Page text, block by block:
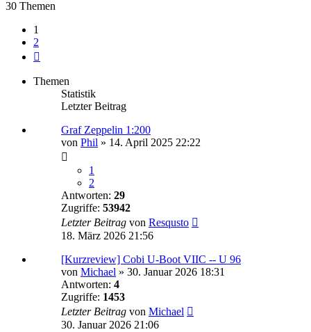
30 Themen
1
2
Themen
Statistik
Letzter Beitrag
Graf Zeppelin 1:200
von Phil » 14. April 2025 22:22
1
2
Antworten: 29
Zugriffe: 53942
Letzter Beitrag von Resqusto
18. März 2026 21:56
[Kurzreview] Cobi U-Boot VIIC -- U 96
von Michael » 30. Januar 2026 18:31
Antworten: 4
Zugriffe: 1453
Letzter Beitrag von Michael
30. Januar 2026 21:06